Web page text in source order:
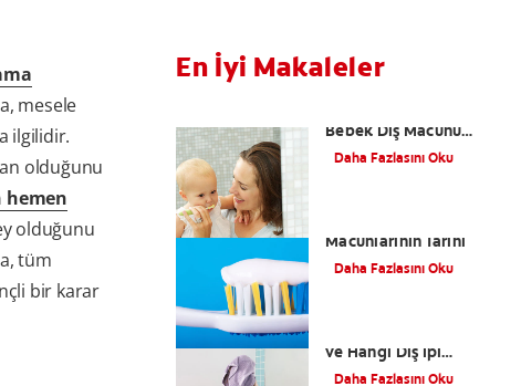
mesele
ilgilidir.
olduğunu
hemen
olduğunu
tüm
bir karar
En İyi Makaleler
Bebek Diş Macunu
Kullanılmalı Mı?
Daha Fazlasını Oku
Macunlarının Tarihi
Daha Fazlasını Oku
ve Hangi Diş İpi
Kullanılmalıdır?
Daha Fazlasını Oku